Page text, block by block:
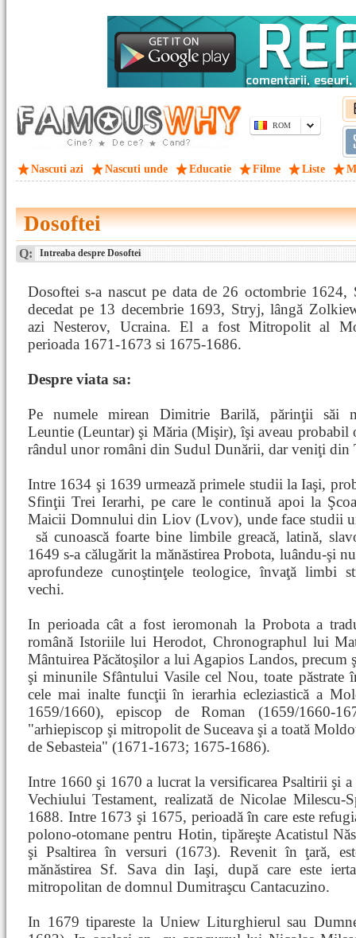
ROM
Nascuti azi Nascuti unde Educatie Filme Liste
Dosoftei
Q: Intreaba despre Dosoftei
Dosoftei s-a nascut pe data de 26 octombrie 1624,
decedat pe 13 decembrie 1693, Stryj, lângă
azi Nesterov, Ucraina. El a fost Mitropolit al
perioada 1671-1673 si 1675-1686.
Despre viata sa:
Pe numele mirean Dimitrie Barilă, părinţii săi
Leuntie (Leuntar) şi Măria (Mişir), îşi aveau probabil
rândul unor români din Sudul Dunării, dar veniţi din
Intre 1634 şi 1639 urmează primele studii la Iaşi,
Sfinţii Trei Ierarhi, pe care le continuă apoi la
Maicii Domnului din Liov (Lvov), unde face studii
să cunoască foarte bine limbile greacă, latină,
1649 s-a călugărit la mănăstirea Probota, luându-şi
aprofundeze cunoştinţele teologice, învaţă limbi
vechi.
In perioada cât a fost ieromonah la Probota a
română Istoriile lui Herodot, Chronographul lui
Mântuirea Păcătoşilor a lui Agapios Landos, precum
şi minunile Sfântului Vasile cel Nou, toate păstrate
cele mai inalte funcţii în ierarhia ecleziastică a
1659/1660), episcop de Roman (1659/1660-
"arhiepiscop şi mitropolit de Suceava şi a toată
de Sebasteia" (1671-1673; 1675-1686).
Intre 1660 şi 1670 a lucrat la versificarea Psaltirii şi
Vechiului Testament, realizată de Nicolae
1688. Intre 1673 şi 1675, perioadă în care este
polono-otomane pentru Hotin, tipăreşte Acatistul
şi Psaltirea în versuri (1673). Revenit în ţară,
mănăstirea Sf. Sava din Iaşi, după care este
mitropolitan de domnul Dumitraşcu Cantacuzino.
In 1679 tipareste la Uniew Liturghierul sau